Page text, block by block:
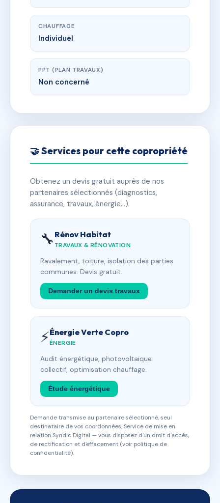
CHAUFFAGE
Individuel
PPT (PLAN TRAVAUX)
Non concerné
🤝 Services pour cette copropriété
Obtenez un devis gratuit auprès de nos
partenaires sélectionnés (diagnostics,
assurance, travaux, énergie…).
🔧 Rénov Habitat
TRAVAUX & RÉNOVATION
Ravalement, toiture, isolation des parties
communes. Devis gratuit.
Demander un devis travaux
⚡Énergie Verte Copro
ÉNERGIE
Audit énergétique, photovoltaïque
collectif, optimisation chauffage.
Étude énergétique
Demande transmise au partenaire sélectionné, seul
destinataire de vos coordonnées. Service de mise en
relation Syndic Digital — vous disposez d'un droit d'accès,
de rectification et d'effacement (voir politique de
confidentialité).